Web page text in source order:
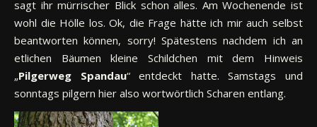
sagt ihr mürrischer Blick schon alles. Am Wochenende ist
wohl die Hölle los. Ok, die Frage hätte ich mir auch selbst
beantworten können, sorry! Spätestens nachdem ich an
etlichen Bäumen kleine Schildchen mit dem Hinweis
„Pilgerweg Spandau“ entdeckt hatte. Samstags und
sonntags pilgern hier also wortwörtlich Scharen entlang.